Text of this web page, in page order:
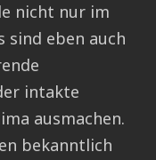
nicht nur im
eben auch
intakte
ausmachen.
bekanntlich